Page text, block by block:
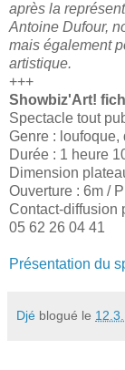
après la
Antoine Dufour,
mais également
artistique.
+++
Showbiz'Art!
Spectacle tout
Genre : loufoque,
Durée : 1 heure
Dimension
Ouverture : 6m /
Contact-diffusion
05 62 26 04 41
Présentation du
Djé blogué le